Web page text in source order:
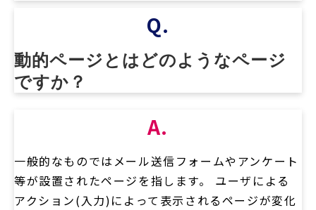
Q.
動的ページとはどのようなページ
ですか？
A.
一般的なものではメール送信フォームやアンケート
等が設置されたページを指します。 ユーザによる
アクション(入力)によって表示されるページが変化